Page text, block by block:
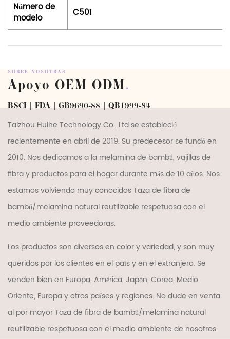
Número de
modelo
C501
SOBRE NOSOTRAS
Apoyo OEM ODM.
BSCI | FDA | GB9690-88 | QB1999-84
Taizhou Huihe Technology Co., Ltd se estableció
recientemente en abril de 2019. Su predecesor se fundó en
2010. Nos dedicamos a la melamina de bambú, vajillas de
fibra y productos para el hogar durante más de 10 años. Nos
estamos volviendo muy conocidosTaza de fibra de
bambú/melamina natural reutilizable respetuosa con el
medio ambiente proveedoras.
Los productos son diversos en color y variedad, y son muy
queridos por los clientes en el país y en el extranjero. Se
venden bien en Europa, América, Japón, Corea, Medio
Oriente, Europa y otros países y regiones. No dude en venta
al por mayor Taza de fibra de bambú/melamina natural
reutilizable respetuosa con el medio ambiente de nosotros.